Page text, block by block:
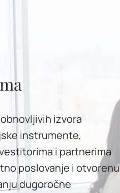
izvora
instrumente,
i partnerima
poslovanje i otvorenu
dugoročne